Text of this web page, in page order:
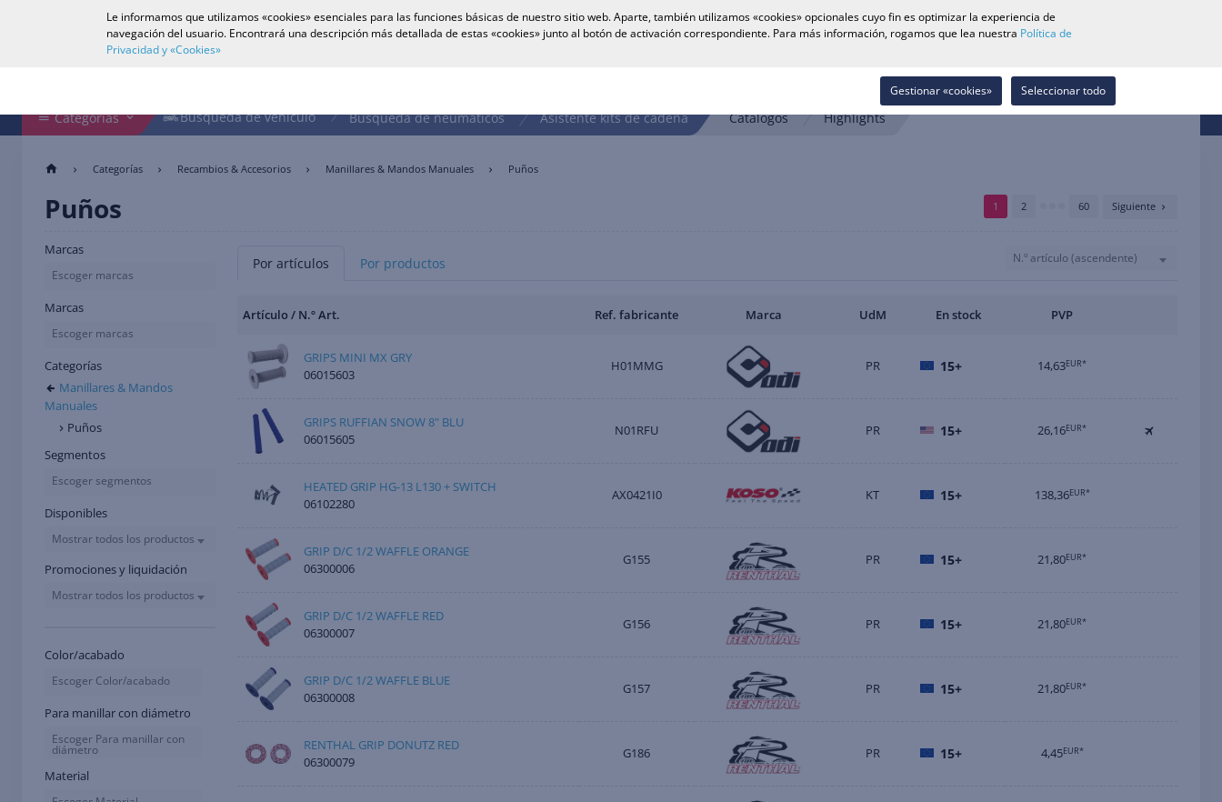
Buscador de Tiendas Carrera Lista de deseos
Categorías Búsqueda de vehículo Búsqueda de neumáticos Asistente kits de cadena Catálogos Highlights
Categorías Recambios & Accesorios Manillares & Mandos Manuales Puños
Puños 1 2 60 Siguiente
Marcas
Escoger marcas
Marcas
Escoger marcas
Categorías
Manillares & Mandos
Manuales
Puños
Segmentos
Escoger segmentos
Disponibles
Mostrar todos los productos
Promociones y liquidación
Mostrar todos los productos
Color/acabado
Escoger Color/acabado
Para manillar con diámetro
Escoger Para manillar con
diámetro
Material
Por artículos Por productos N.º artículo (ascendente)
Artículo / N.º Art. Ref. fabricante Marca UdM En stock PVP
GRIPS MINI MX GRY
06015603
H01MMG PR 15+ 14,63EUR*
GRIPS RUFFIAN SNOW 8" BLU
06015605
N01RFU PR 15+ 26,16EUR*
HEATED GRIP HG-13 L130 + SWITCH
06102280
AX0421I0 KT 15+ 138,36EUR*
GRIP D/C 1/2 WAFFLE ORANGE
06300006
G155 PR 15+ 21,80EUR*
GRIP D/C 1/2 WAFFLE RED
06300007
G156 PR 15+ 21,80EUR*
GRIP D/C 1/2 WAFFLE BLUE
06300008
G157 PR 15+ 21,80EUR*
RENTHAL GRIP DONUTZ RED
06300079
G186 PR 15+ 4,45EUR*
Le informamos que utilizamos «cookies» esenciales para las funciones básicas de nuestro sitio web. Aparte, también utilizamos «cookies» opcionales cuyo fin es optimizar la experiencia de
navegación del usuario. Encontrará una descripción más detallada de estas «cookies» junto al botón de activación correspondiente. Para más información, rogamos que lea nuestra Política de
Privacidad y «Cookies»
Seleccionar todo
Gestionar «cookies»